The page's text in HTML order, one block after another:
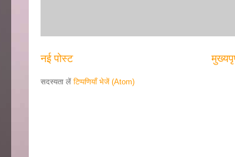
नई पोस्ट
सदस्यता लेंटिप्पणियाँ भेजें (Atom)